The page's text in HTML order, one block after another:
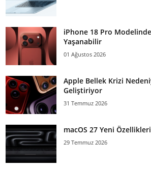
iPhone 18 Pro Modelinde
Yaşanabilir
01 Ağustos 2026
Apple Bellek Krizi
Geliştiriyor
31 Temmuz 2026
macOS 27 Yeni
29 Temmuz 2026